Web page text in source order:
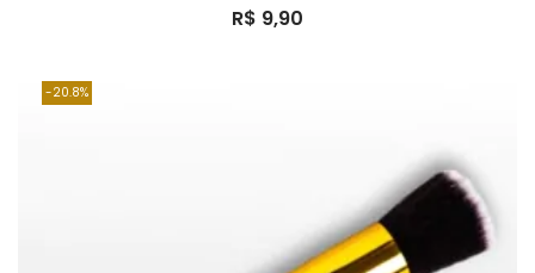
R$ 9,90
20.8%